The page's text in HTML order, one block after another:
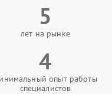
5
лет на рынке
4
опыт работы
специалистов